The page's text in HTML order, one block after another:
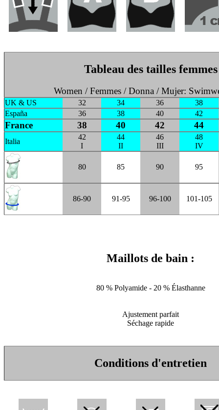
Tableau des tailles femmes
Women / Femmes / Donna / Mujer:
UK & US 32 34 36
38
España
36 38 40 42
France 38 40 42 44
Italia
42
I
44
II
46
III
48
IV
80 85 90 95
86-90 91-95 96-100 101-105
Maillots de bain :
80 % Polyamide - 20 % Élasthanne
Ajustement parfait
Séchage rapide
Conditions d'entretien